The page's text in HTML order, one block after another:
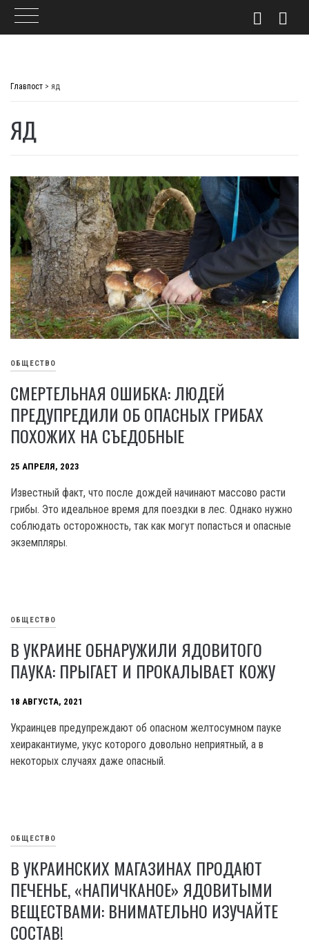
Главпост > яд
ЯД
ОБЩЕСТВО
СМЕРТЕЛЬНАЯ ОШИБКА: ЛЮДЕЙ
ПРЕДУПРЕДИЛИ ОБ ОПАСНЫХ ГРИБАХ
ПОХОЖИХ НА СЪЕДОБНЫЕ
25 АПРЕЛЯ, 2023
Известный факт, что после дождей начинают массово расти
грибы. Это идеальное время для поездки в лес. Однако нужно
соблюдать осторожность, так как могут попасться и опасные
экземпляры.
ОБЩЕСТВО
В УКРАИНЕ ОБНАРУЖИЛИ ЯДОВИТОГО
ПАУКА: ПРЫГАЕТ И ПРОКАЛЫВАЕТ КОЖУ
18 АВГУСТА, 2021
Украинцев предупреждают об опасном желтосумном пауке
хеиракантиуме, укус которого довольно неприятный, а в
некоторых случаях даже опасный.
ОБЩЕСТВО
В УКРАИНСКИХ МАГАЗИНАХ ПРОДАЮТ
ПЕЧЕНЬЕ, «НАПИЧКАНОЕ» ЯДОВИТЫМИ
ВЕЩЕСТВАМИ: ВНИМАТЕЛЬНО ИЗУЧАЙТЕ
СОСТАВ!